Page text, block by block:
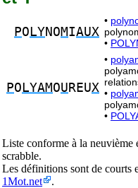
PO LYNOMIAUX
•
•
PO LYAMOU REUX
•
•
•
Liste conforme à la
scrabble.
Les définitions sont de courts
1Mot.net
.